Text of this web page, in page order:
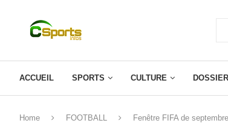
ACCUEIL SPORTS CULTURE DOSSIER
Home FOOTBALL Fenêtre FIFA de